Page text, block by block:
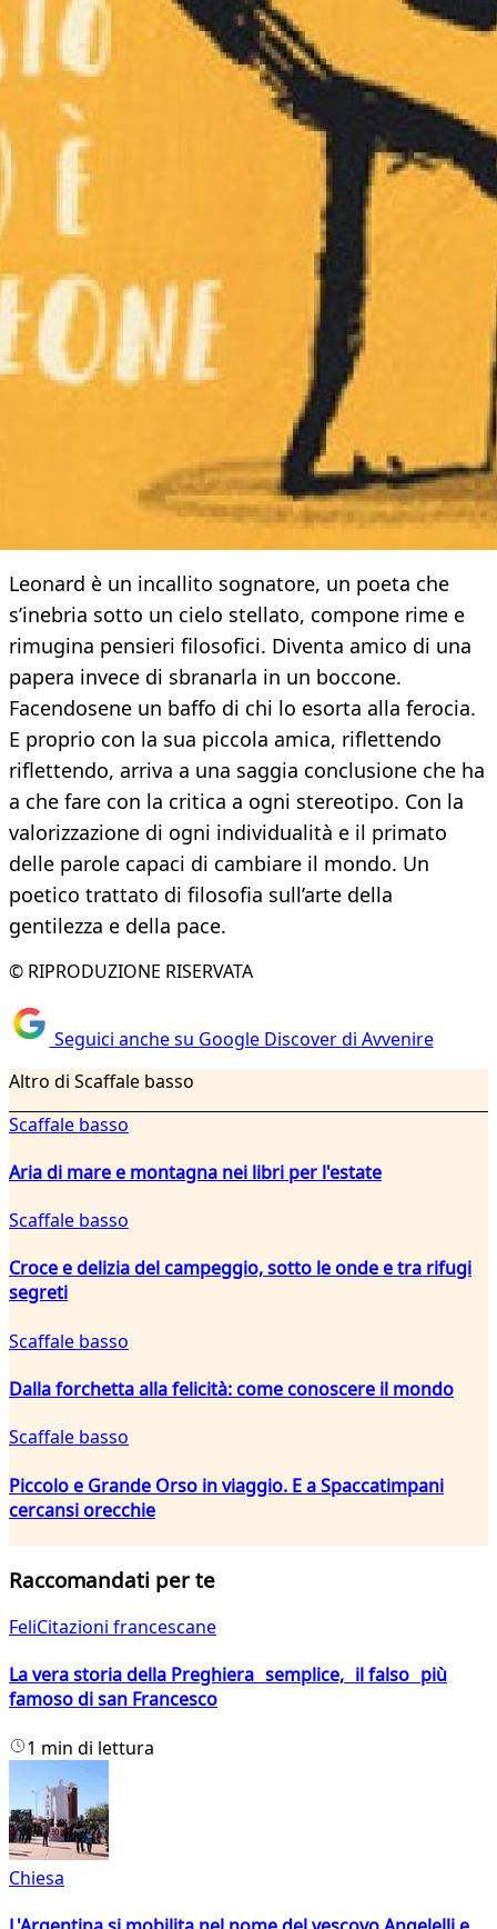
Leonard è un incallito sognatore, un poeta che
s’inebria sotto un cielo stellato, compone rime e
rimugina pensieri filosofici. Diventa amico di una
papera invece di sbranarla in un boccone.
Facendosene un baffo di chi lo esorta alla ferocia.
E proprio con la sua piccola amica, riflettendo
riflettendo, arriva a una saggia conclusione che ha
a che fare con la critica a ogni stereotipo. Con la
valorizzazione di ogni individualità e il primato
delle parole capaci di cambiare il mondo. Un
poetico trattato di filosofia sull’arte della
gentilezza e della pace.
© RIPRODUZIONE RISERVATA
Seguici anche su Google Discover di Avvenire
Altro di Scaffale basso
Scaffale basso
Aria di mare e montagna nei libri per l'estate
Scaffale basso
Croce e delizia del campeggio, sotto le onde e tra rifugi
segreti
Scaffale basso
Dalla forchetta alla felicità: come conoscere il mondo
Scaffale basso
Piccolo e Grande Orso in viaggio. E a Spaccatimpani
cercansi orecchie
Raccomandati per te
FeliCitazioni francescane
La vera storia della Preghiera semplice, il falso più
famoso di san Francesco
1 min di lettura
Chiesa